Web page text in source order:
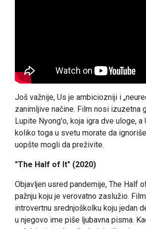
Još važnije, Us je ambiciozniji i
zanimljive načine. Film nosi izuzetna
Lupite Nyong'o, koja igra dve uloge,
koliko toga u svetu morate da
uopšte mogli da preživite.
"The Half of It" (2020)
Objavljen usred pandemije, The Half
pažnju koju je verovatno zaslužio.
introvertnu srednjoškolku koju jedan
u njegovo ime piše ljubavna pisma.